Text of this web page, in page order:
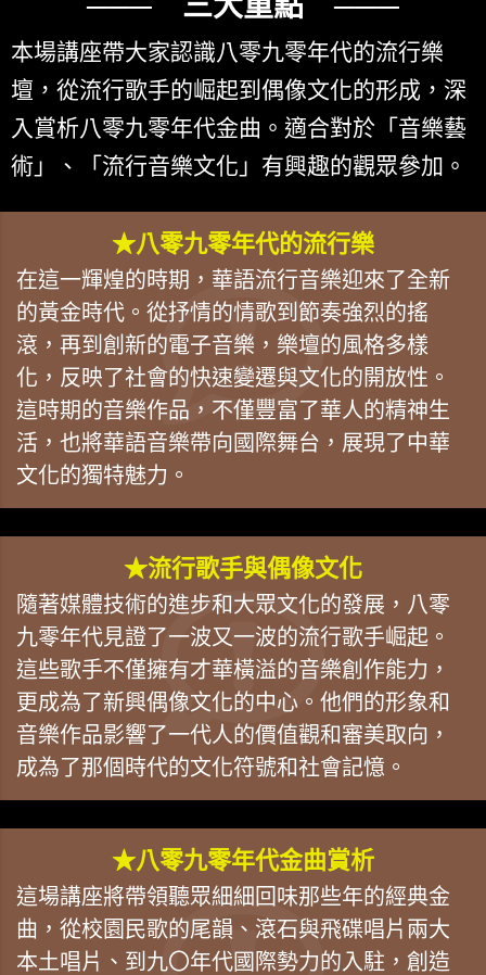
本場講座帶大家認識八零九零年代的流行樂
壇，從流行歌手的崛起到偶像文化的形成，深
入賞析八零九零年代金曲。適合對於「音樂藝
術」、「流行音樂文化」有興趣的觀眾參加。
★八零九零年代的流行樂
在這一輝煌的時期，華語流行音樂迎來了全新
的黃金時代。從抒情的情歌到節奏強烈的搖
滾，再到創新的電子音樂，樂壇的風格多樣
化，反映了社會的快速變遷與文化的開放性。
這時期的音樂作品，不僅豐富了華人的精神生
活，也將華語音樂帶向國際舞台，展現了中華
文化的獨特魅力。
★流行歌手與偶像文化
隨著媒體技術的進步和大眾文化的發展，八零
九零年代見證了一波又一波的流行歌手崛起。
這些歌手不僅擁有才華橫溢的音樂創作能力，
更成為了新興偶像文化的中心。他們的形象和
音樂作品影響了一代人的價值觀和審美取向，
成為了那個時代的文化符號和社會記憶。
★八零九零年代金曲賞析
這場講座將帶領聽眾細細回味那些年的經典金
曲，從校園民歌的尾韻、滾石與飛碟唱片兩大
本土唱片、到九〇年代國際勢力的入駐，創造